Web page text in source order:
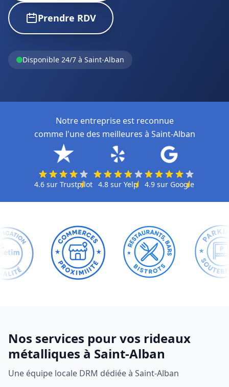
Prendre RDV
Disponible 24/7 à Saint-Alban
Notre entreprise est reconnue
comme l'une des meilleures à Saint-Alban
4.6 sur Trustpilot 4.8 sur Yelp 4.9sur Google
Nos services pour vos rideaux
métalliques à Saint-Alban
Une équipe locale DRM dédiée à Saint-Alban